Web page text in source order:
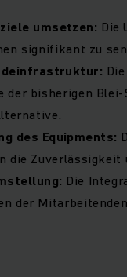
umsetzen: Die
signifikant zu
der bisherigen
des Equipments:
die Zuverlässigkeit
Die
der